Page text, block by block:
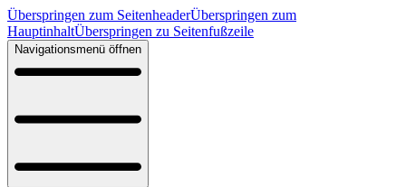
Überspringen zum SeitenheaderÜberspringen zum
HauptinhaltÜberspringen zu Seitenfußzeile
Navigationsmenü öffnen